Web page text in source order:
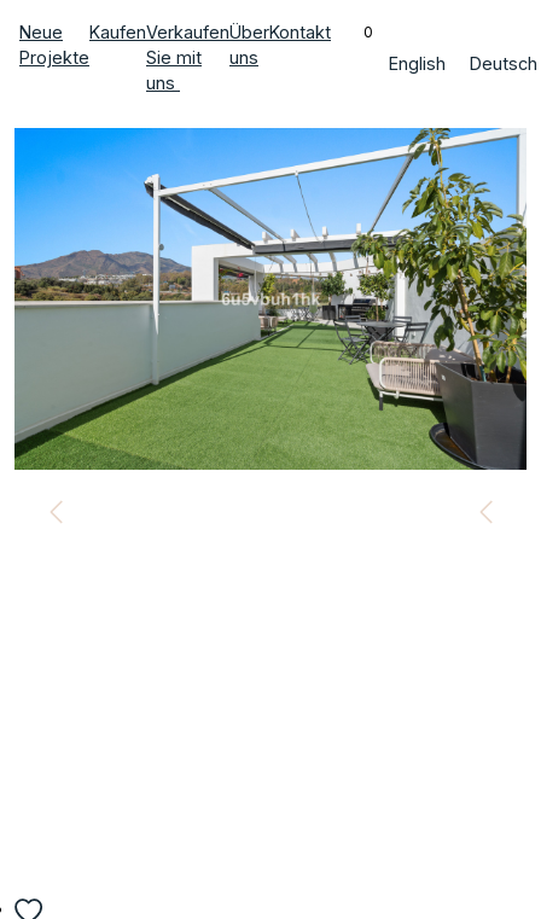
Neue
Projekte
KaufenVerkaufen
Sie mit
uns
Über
uns
Kontakt 0
English Deutsch